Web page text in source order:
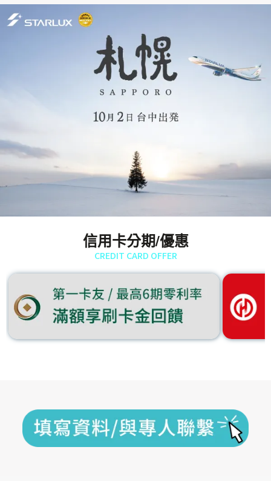
信用卡分期/優惠
CREDIT CARD OFFER